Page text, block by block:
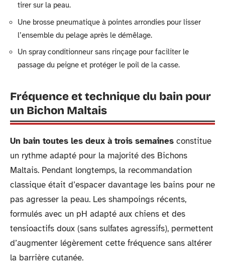
tirer sur la peau.
Une brosse pneumatique à pointes arrondies pour lisser
l’ensemble du pelage après le démêlage.
Un spray conditionneur sans rinçage pour faciliter le
passage du peigne et protéger le poil de la casse.
Fréquence et technique du bain pour
un Bichon Maltais
Un bain toutes les deux à trois semaines constitue
un rythme adapté pour la majorité des Bichons
Maltais. Pendant longtemps, la recommandation
classique était d’espacer davantage les bains pour ne
pas agresser la peau. Les shampoings récents,
formulés avec un pH adapté aux chiens et des
tensioactifs doux (sans sulfates agressifs), permettent
d’augmenter légèrement cette fréquence sans altérer
la barrière cutanée.